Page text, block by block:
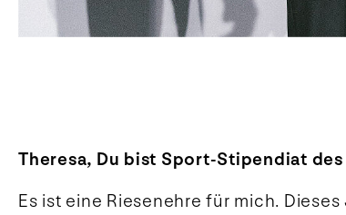
Theresa, Du bist Sport-Stipendiat
Es ist eine Riesenehre für mich.